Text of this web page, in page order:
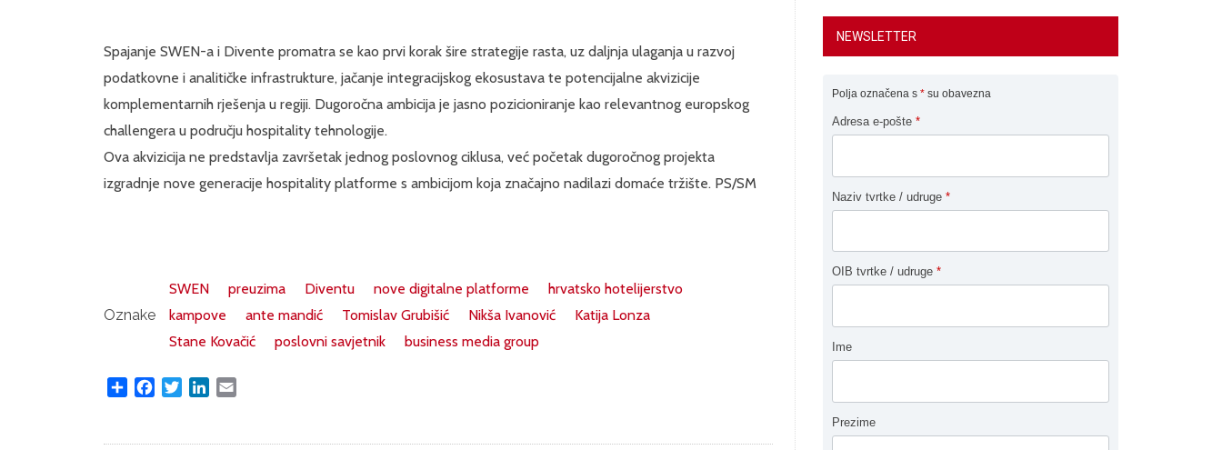
Spajanje SWEN-a i Divente promatra se kao prvi korak šire strategije rasta, uz daljnja ulaganja u razvoj
podatkovne i analitičke infrastrukture, jačanje integracijskog ekosustava te potencijalne akvizicije
komplementarnih rješenja u regiji. Dugoročna ambicija je jasno pozicioniranje kao relevantnog europskog
challengera u području hospitality tehnologije.
Ova akvizicija ne predstavlja završetak jednog poslovnog ciklusa, već početak dugoročnog projekta
izgradnje nove generacije hospitality platforme s ambicijom koja značajno nadilazi domaće tržište. PS/SM
Oznake
SWEN preuzima Diventu nove digitalne platforme
hrvatsko hotelijerstvo
kampove
ante mandić Tomislav Grubišić Nikša Ivanović
Katija Lonza
Stane Kovačić
poslovni savjetnik business media group
Share FacebookTwitterLinkedIn
NEWSLETTER
Polja označena s * su obavezna
Adresa e-pošte *
Naziv tvrtke / udruge *
OIB tvrtke / udruge *
Ime
Prezime